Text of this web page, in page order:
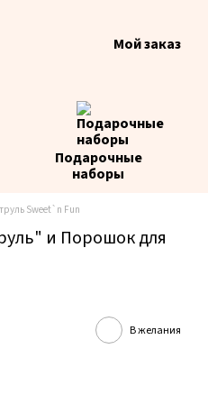
Мой заказ
Подарочные
наборы
Sweet`n Fun
и Порошок для
В желания